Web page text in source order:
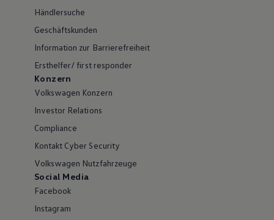
Händlersuche
Geschäftskunden
Information zur Barrierefreiheit
Ersthelfer/ first responder
Konzern
Volkswagen Konzern
Investor Relations
Compliance
Kontakt Cyber Security
Volkswagen Nutzfahrzeuge
Social Media
Facebook
Instagram